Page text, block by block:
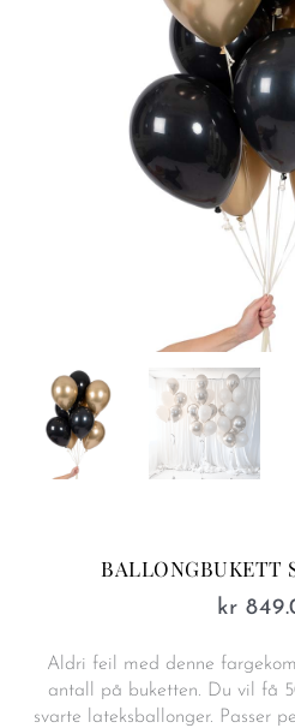
BALLONGBUKETT
kr
Aldri feil med denne
antall på buketten. Du vil få
svarte lateksballonger. Passer